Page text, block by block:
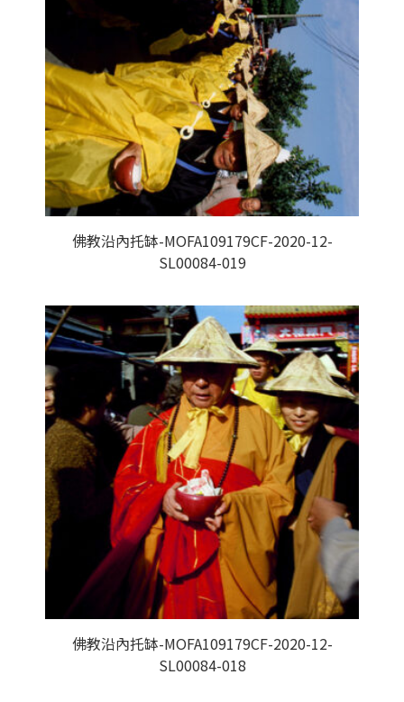
佛教沿內托缽-MOFA109179CF-2020-12-
SL00084-019
佛教沿內托缽-MOFA109179CF-2020-12-
SL00084-018